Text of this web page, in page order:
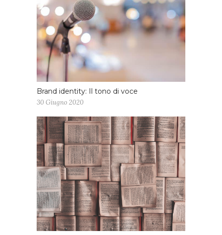
Brand identity: Il tono di voce
30 Giugno 2020